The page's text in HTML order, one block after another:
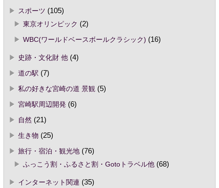
スポーツ (105)
東京オリンピック (2)
WBC(ワールドベースボールクラシック) (16)
史跡・文化財 他(4)
道の駅 (7)
私の好きな宮崎の道 景観 (5)
宮崎駅周辺開発(6)
自然 (21)
生き物 (25)
旅行・宿泊・観光地(76)
ふっこう割・ふるさと割・Gotoトラベル他(68)
インターネット関連 (35)